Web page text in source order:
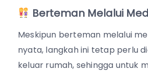
Berteman Melalui
Meskipun berteman melalui
nyata, langkah ini tetap perlu
keluar rumah, sehingga untuk